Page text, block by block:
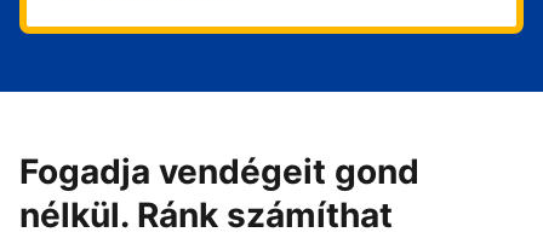
Fogadja vendégeit gond
nélkül. Ránk számíthat